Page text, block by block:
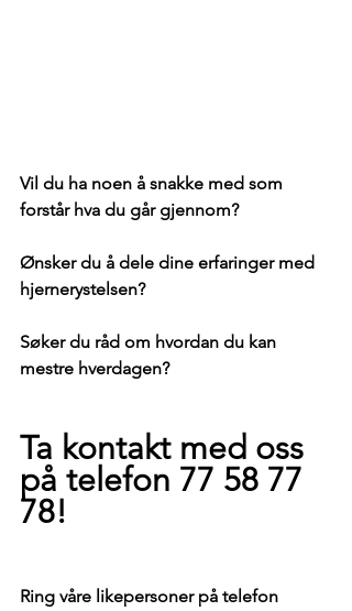
Vil du ha noen å snakke med som
forstår hva du går gjennom?
Ønsker du å dele dine erfaringer med
hjernerystelsen?
Søker du råd om hvordan du kan
mestre hverdagen?
Ta kontakt med oss
på telefon 77 58 77
78!
Ring våre likepersoner på telefon